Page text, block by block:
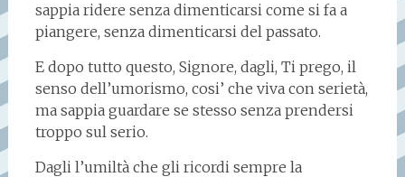
sappia ridere senza dimenticarsi come si fa a
piangere, senza dimenticarsi del passato.
E dopo tutto questo, Signore, dagli, Ti prego, il
senso dell’umorismo, cosi’ che viva con serietà,
ma sappia guardare se stesso senza prendersi
troppo sul serio.
Dagli l’umiltà che gli ricordi sempre la